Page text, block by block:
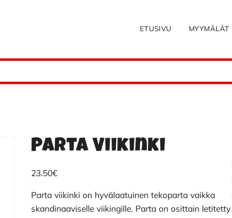
ETUSIVU MYYMÄLÄT
Parta Viikinki
23.50€
Parta viikinki on hyvälaatuinen tekoparta vaikka
skandinaaviselle viikingille. Parta on osittain letitetty